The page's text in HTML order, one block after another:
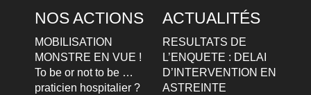
NOS ACTIONS
MOBILISATION
MONSTRE EN VUE !
To be or not to be …
praticien hospitalier ?
ACTUALITÉS
RESULTATS DE
L’ENQUETE : DELAI
D’INTERVENTION EN
ASTREINTE